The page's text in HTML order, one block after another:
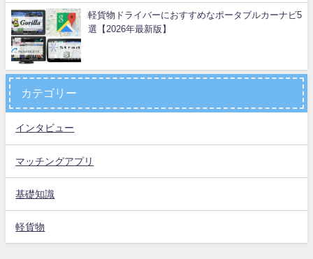
軽貨物ドライバーにおすすめなポータブルカーナビ5
選【2026年最新版】
カテゴリー
インタビュー
マッチングアプリ
基礎知識
軽貨物